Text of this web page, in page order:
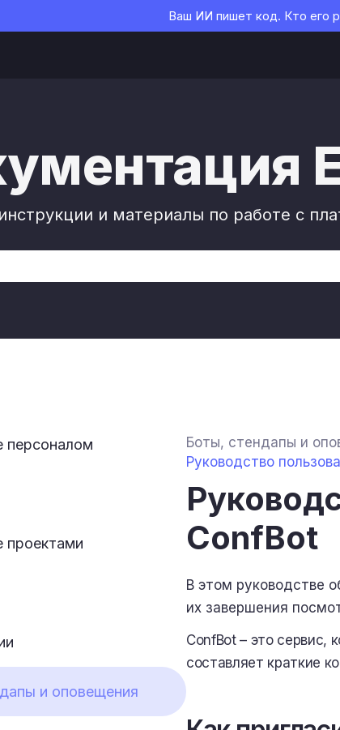
Ваш ИИ пишет код. Кто его
и материалы по работе с
персоналом
проектами
и оповещения
Боты, стендапы и
Руководство
ConfBot
В этом руководстве
их завершения
ConfBot – это сервис,
составляет краткие